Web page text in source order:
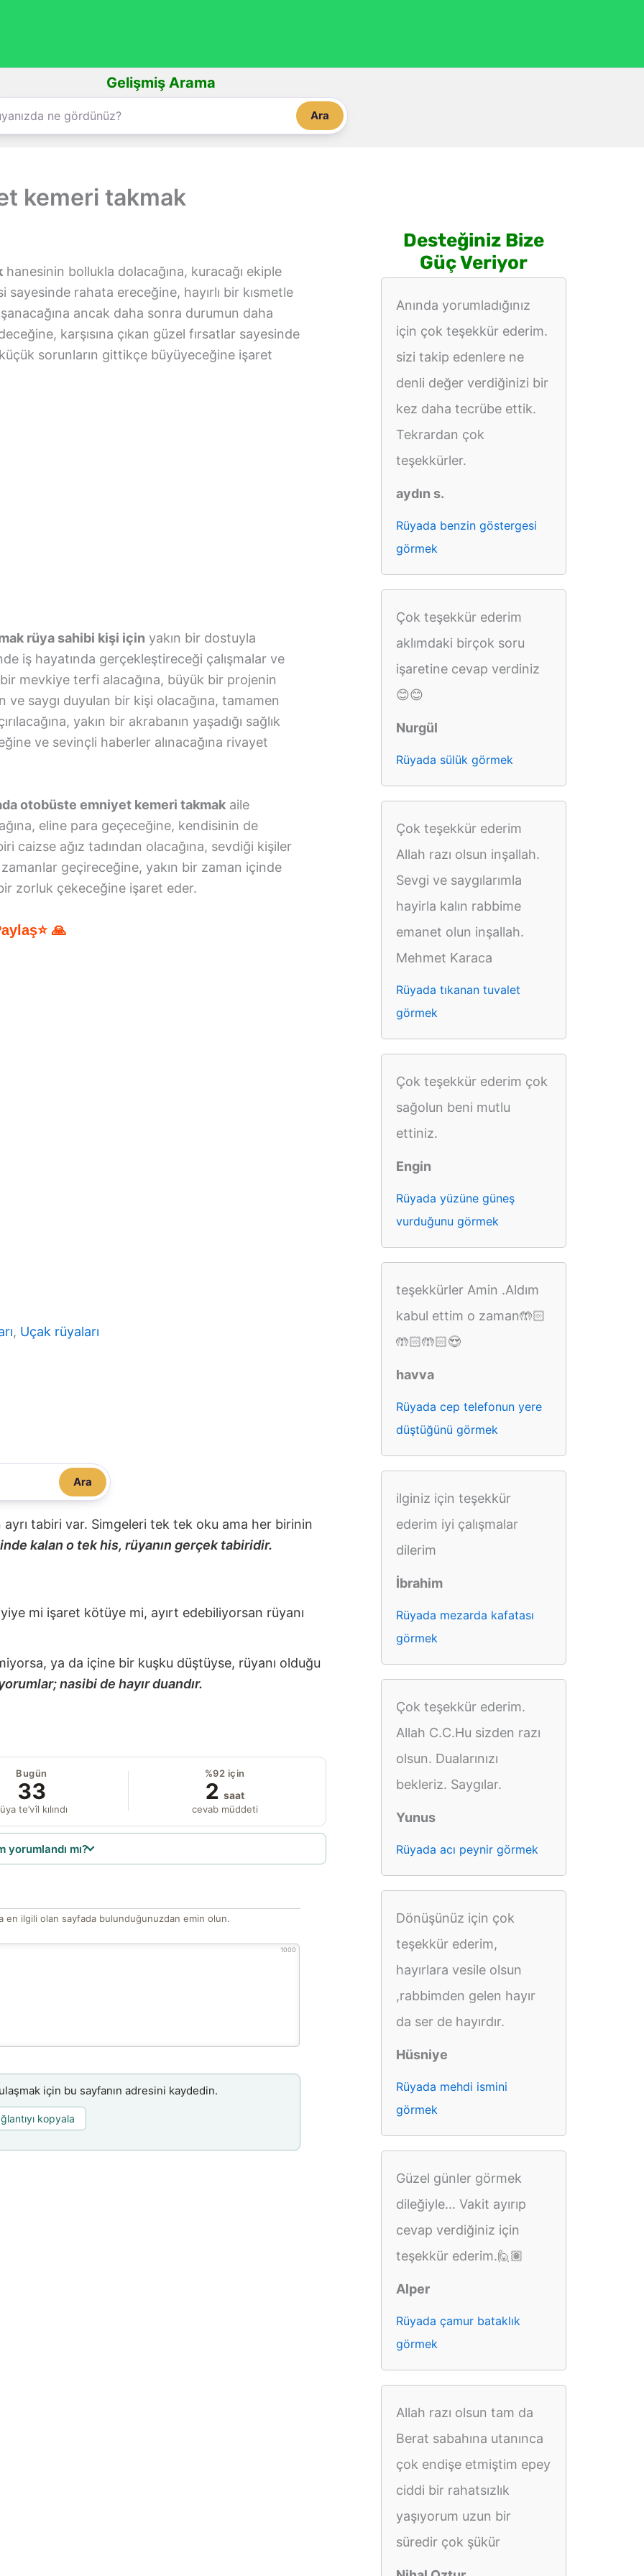
Gelişmiş Arama
Ara
kemeri takmak
hanesinin bollukla dolacağına, kuracağı ekiple
sayesinde rahata ereceğine, hayırlı bir kısmetle
ancak daha sonra durumun daha
karşısına çıkan güzel fırsatlar sayesinde
sorunların gittikçe büyüyeceğine işaret
rüya sahibi kişi için yakın bir dostuyla
iş hayatında gerçekleştireceği çalışmalar ve
mevkiye terfi alacağına, büyük bir projenin
saygı duyulan bir kişi olacağına, tamamen
yakın bir akrabanın yaşadığı sağlık
ve sevinçli haberler alınacağına rivayet
otobüste emniyet kemeri takmak aile
eline para geçeceğine, kendisinin de
caizse ağız tadından olacağına, sevdiği kişiler
geçireceğine, yakın bir zaman içinde
zorluk çekeceğine işaret eder.
🙏
, Uçak rüyaları
Ara
tabiri var. Simgeleri tek tek oku ama her birinin
kalan o tek his, rüyanın gerçek tabiridir.
mi işaret kötüye mi, ayırt edebiliyorsan rüyanı
ya da içine bir kuşku düştüyse, rüyanı olduğu
nasibi de hayır duandır.
Bugün
33
te’vîl kılındı
%92 için
2 saat
cevab müddeti
yorumlandı mı?
en ilgili olan sayfada bulunduğunuzdan emin olun.
1000
için bu sayfanın adresini kaydedin.
kopyala
Desteğiniz Bize
Güç Veriyor
Anında yorumladığınız
için çok teşekkür ederim.
sizi takip edenlere ne
denli değer verdiğinizi bir
kez daha tecrübe ettik.
Tekrardan çok
teşekkürler.
aydın s.
Rüyada benzin göstergesi
görmek
Çok teşekkür ederim
aklımdaki birçok soru
işaretine cevap verdiniz
😊😊
Nurgül
Rüyada sülük görmek
Çok teşekkür ederim
Allah razı olsun inşallah.
Sevgi ve saygılarımla
hayirla kalın rabbime
emanet olun inşallah.
Mehmet Karaca
Rüyada tıkanan tuvalet
görmek
Çok teşekkür ederim çok
sağolun beni mutlu
ettiniz.
Engin
Rüyada yüzüne güneş
vurduğunu görmek
teşekkürler Amin .Aldım
kabul ettim o zaman🤲🏻
🤲🏻🤲🏻😍
havva
Rüyada cep telefonun yere
düştüğünü görmek
ilginiz için teşekkür
ederim iyi çalışmalar
dilerim
İbrahim
Rüyada mezarda kafatası
görmek
Çok teşekkür ederim.
Allah C.C.Hu sizden razı
olsun. Dualarınızı
bekleriz. Saygılar.
Yunus
Rüyada acı peynir görmek
Dönüşünüz için çok
teşekkür ederim,
hayırlara vesile olsun
,rabbimden gelen hayır
da ser de hayırdır.
Hüsniye
Rüyada mehdi ismini
görmek
Güzel günler görmek
dileğiyle... Vakit ayırıp
cevap verdiğiniz için
teşekkür ederim.🙋🏽
Alper
Rüyada çamur bataklık
görmek
Allah razı olsun tam da
Berat sabahına utanınca
çok endişe etmiştim epey
ciddi bir rahatsızlık
yaşıyorum uzun bir
süredir çok şükür